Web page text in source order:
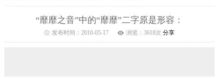
“靡靡之音”中的“靡靡”二字原是形容：
发布时间： 2010-05-17 浏览： 3618次 分享